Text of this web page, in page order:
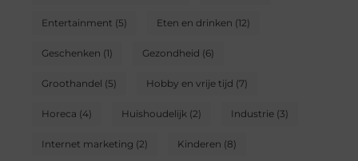
Entertainment (5) Eten en drinken (12)
Geschenken (1) Gezondheid (6)
Groothandel (5) Hobby en vrije tijd (7)
Horeca (4) Huishoudelijk(2) Industrie(3)
Internet marketing (2) Kinderen (8)